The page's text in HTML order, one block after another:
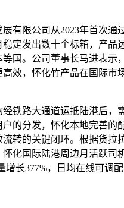
限公司从2023年首次通
定发出数十个标箱，产品
等国。公司董事长马进表示
效，怀化竹产品在国际市
路大通道运抵陆港后，
的分发，怀化本地完善的
转的关键闭环。根据货拉
怀化国际陆港周边月活跃司
增长377%，日均在线可调